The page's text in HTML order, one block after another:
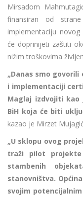
Mirsadom
finansiran od
implementaciju
će doprinijeti zaštiti
nižim troškovima
„Danas smo
i implementaciji
Maglaj izdvojiti kao
BiH koja će biti
kazao je Mirzet
„U sklopu ovog
traži pilot
stambenih
stanovništva.
svojim